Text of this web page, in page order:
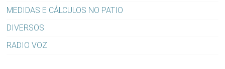
MEDIDAS E CÁLCULOS NO PATIO
DIVERSOS
RADIO VOZ